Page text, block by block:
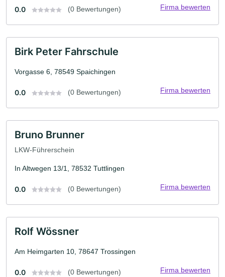
0.0 (0 Bewertungen) Firma bewerten
Birk Peter Fahrschule
Vorgasse 6, 78549 Spaichingen
0.0 (0 Bewertungen) Firma bewerten
Bruno Brunner
LKW-Führerschein
In Altwegen 13/1, 78532 Tuttlingen
0.0 (0 Bewertungen) Firma bewerten
Rolf Wössner
Am Heimgarten 10, 78647 Trossingen
0.0 (0 Bewertungen) Firma bewerten